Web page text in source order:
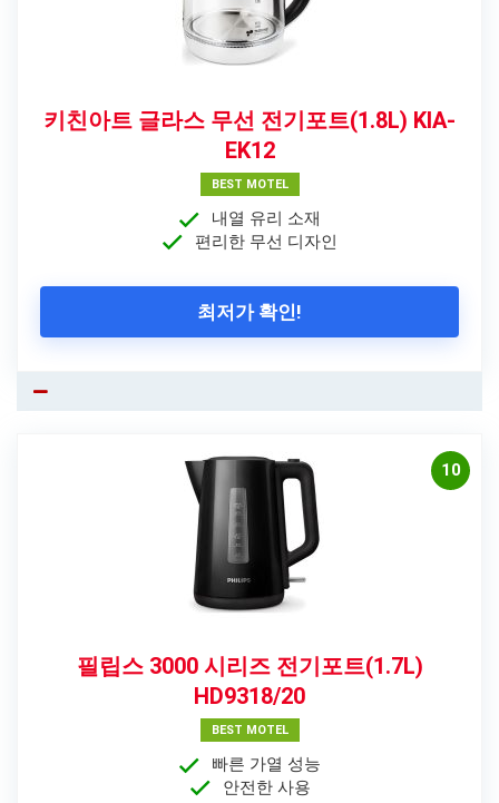
키친아트 글라스 무선 전기포트(1.8L) KIA-
EK12
BEST MOTEL
내열 유리 소재
편리한 무선 디자인
최저가 확인!
10
필립스 3000 시리즈 전기포트(1.7L)
HD9318/20
BEST MOTEL
빠른 가열 성능
안전한 사용